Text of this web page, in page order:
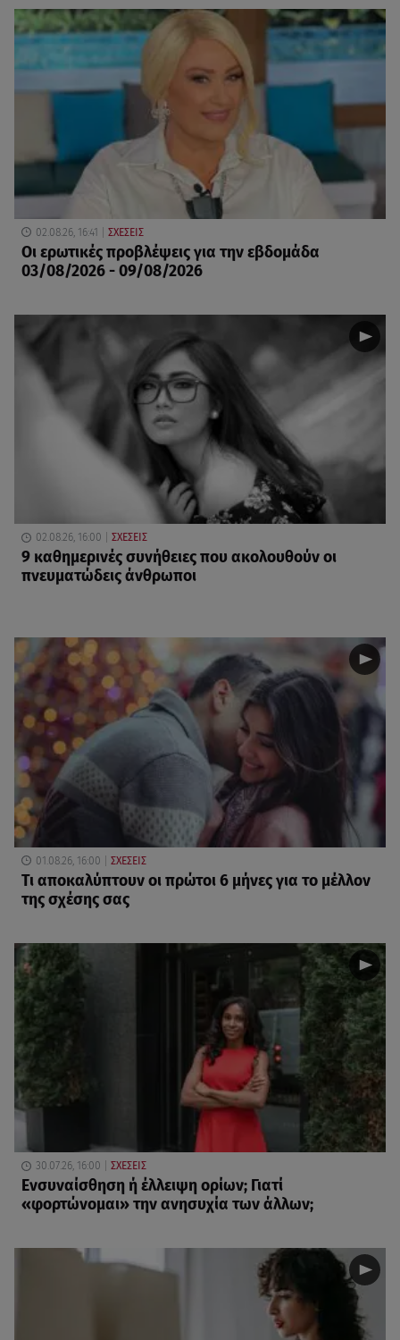
02.08.26, 16:41 ΣΧΕΣΕΙΣ
Οι ερωτικές προβλέψεις για την εβδομάδα
03/08/2026 - 09/08/2026
02.08.26, 16:00 ΣΧΕΣΕΙΣ
9 καθημερινές συνήθειες που ακολουθούν οι
πνευματώδεις άνθρωποι
01.08.26, 16:00 ΣΧΕΣΕΙΣ
Τι αποκαλύπτουν οι πρώτοι 6 μήνες για το μέλλον
της σχέσης σας
30.07.26, 16:00 ΣΧΕΣΕΙΣ
Eνσυναίσθηση ή έλλειψη ορίων; Γιατί
«φορτώνομαι» την ανησυχία των άλλων;